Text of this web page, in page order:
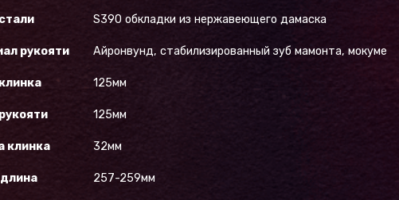
S390 обкладки из нержавеющего дамаска
рукояти Айронвунд, стабилизированный зуб мамонта, мокуме
125мм
125мм
клинка 32мм
257-259мм